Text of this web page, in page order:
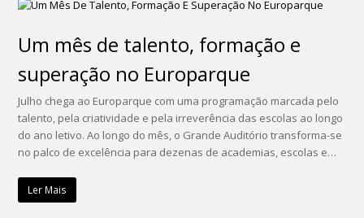
Um mês de talento, formação e
superação no Europarque
Julho chega ao Europarque com uma programação marcada pelo
talento, pela criatividade e pela irreverência das escolas ao longo
do ano letivo. Ao longo do mês, o Grande Auditório transforma-se
no palco de excelência para dezenas de academias, escolas e…
Ler Mais